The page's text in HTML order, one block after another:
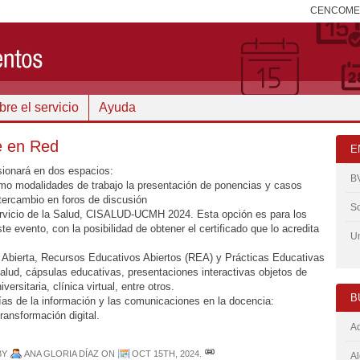
el servicio Ayuda
en Red
en dos espacios:
modalidades de trabajo la presentación de ponencias y casos
en foros de discusión
de la Salud, CISALUD-UCMH 2024. Esta opción es para los
evento, con la posibilidad de obtener el certificado que lo acredita
Recursos Educativos Abiertos (REA) y Prácticas Educativas
cápsulas educativas, presentaciones interactivas objetos de
clínica virtual, entre otros.
de la información y las comunicaciones en la docencia:
digital.
ANA GLORIA DÍAZ ON OCT 15TH, 2024.